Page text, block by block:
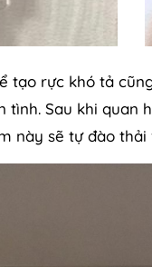
tạo rực khó tả
tình. Sau khi
này sẽ tự đào thải